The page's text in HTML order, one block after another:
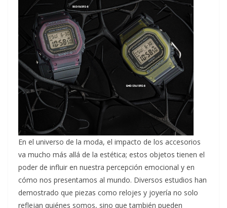
En el universo de la moda, el impacto de los accesorios
va mucho más allá de la estética; estos objetos tienen el
poder de influir en nuestra percepción emocional y en
cómo nos presentamos al mundo. Diversos estudios han
demostrado que piezas como relojes y joyería no solo
reflejan quiénes somos, sino que también pueden